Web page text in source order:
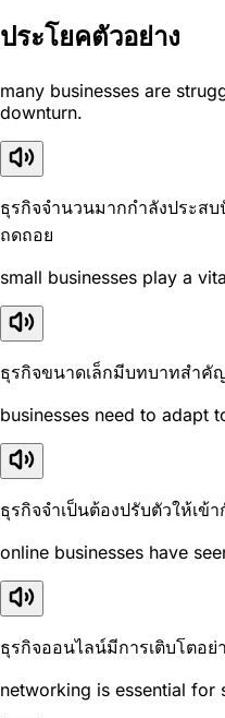
ประโยคตัวอย่าง
many businesses are
downturn.
ธุรกิจจำนวนมากกำลังประส
ถดถอย
small businesses play a
ธุรกิจขนาดเล็กมีบทบาทสำ
businesses need to adapt
ธุรกิจจำเป็นต้องปรับตัวให้เข้
online businesses have
ธุรกิจออนไลน์มีการเติบโตอ
networking is essential for